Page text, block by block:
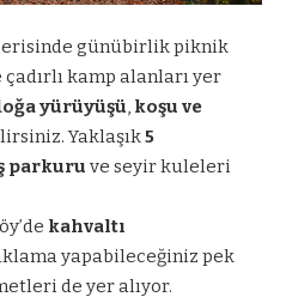
günübirlik piknik
kamp alanları yer
yürüyüşü, koşu ve
Yaklaşık5
parkuru ve seyir kuleleri
kahvaltı
yapabileceğiniz pek
de yer alıyor.